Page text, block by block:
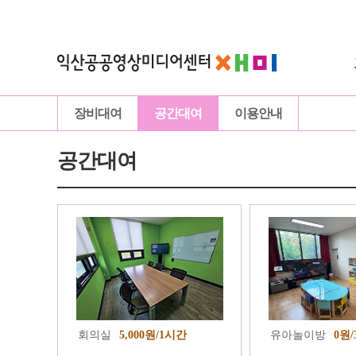
장비대여 공간대여 이용안내
공간대여
회의실 5,000원/1시간 유아놀이방 0원/